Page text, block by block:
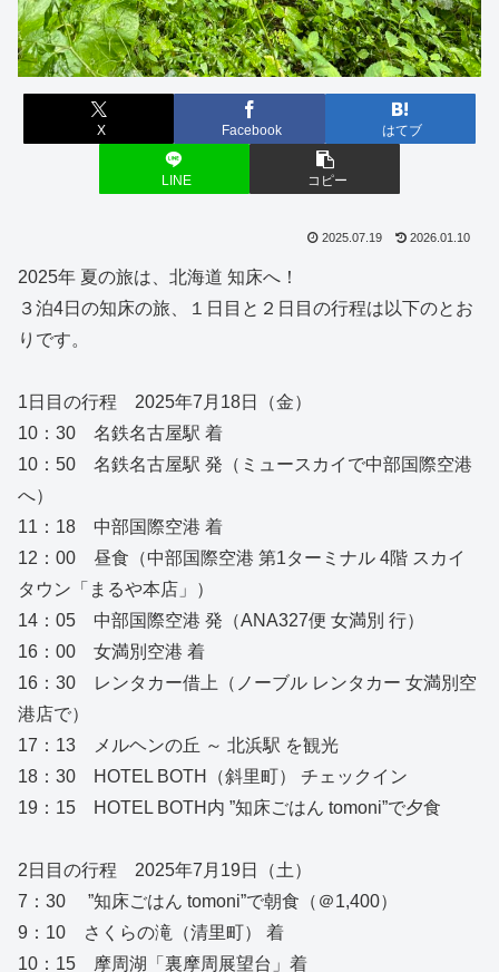
X Facebook はてブ
LINE コピー
2025.07.19 2026.01.10
2025年 夏の旅は、北海道 知床へ！
３泊4日の知床の旅、１日目と２日目の行程は以下のとお
りです。
1日目の行程 2025年7月18日（金）
10：30 名鉄名古屋駅 着
10：50 名鉄名古屋駅 発（ミュースカイで中部国際空港
へ）
11：18 中部国際空港 着
12：00 昼食（中部国際空港 第1ターミナル 4階 スカイ
タウン「まるや本店」）
14：05 中部国際空港 発（ANA327便 女満別 行）
16：00 女満別空港 着
16：30 レンタカー借上（ノーブル レンタカー 女満別空
港店で）
17：13 メルヘンの丘 ～ 北浜駅 を観光
18：30 HOTEL BOTH（斜里町） チェックイン
19：15 HOTEL BOTH内 ”知床ごはん tomoni”で夕食
2日目の行程 2025年7月19日（土）
7：30 ”知床ごはん tomoni”で朝食（＠1,400）
9：10 さくらの滝（清里町） 着
10：15 摩周湖「裏摩周展望台」着